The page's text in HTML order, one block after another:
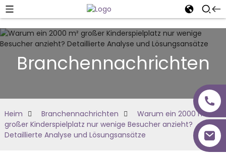
Branchennachrichten
Heim Branchennachrichten
Warum ein 2000 m²
großer Kinderspielplatz nur wenige Besucher anzieht?
Detaillierte Analyse und Lösungsansätze